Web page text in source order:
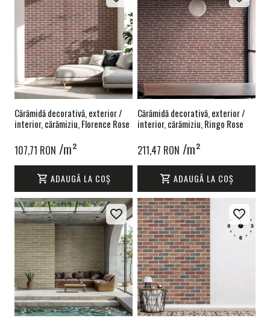
Cărămidă decorativă, exterior /
interior, cărămiziu, Florence Rose
107,71 RON /m²
ADAUGĂ LA COȘ
Cărămidă decorativă, exterior /
interior, cărămiziu, Ringo Rose
211,47 RON /m²
ADAUGĂ LA COȘ